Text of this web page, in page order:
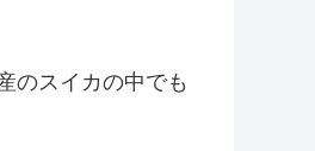
のスイカの中でも